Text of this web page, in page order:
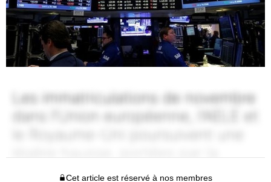
Cet article est réservé à nos membres